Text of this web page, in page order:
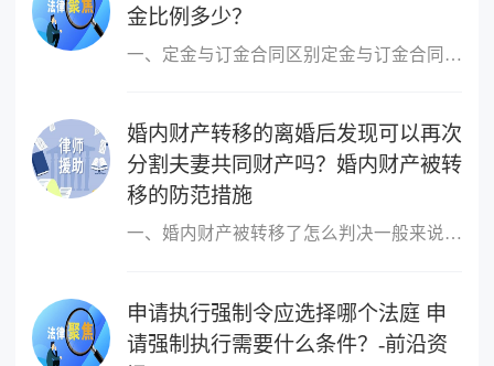
金比例多少？
一、定金与订金合同区别定金与订金合同区别如下：1 二者产生的基础
婚内财产转移的离婚后发现可以再次
分割夫妻共同财产吗？婚内财产被转
移的防范措施
一、婚内财产被转移了怎么判决一般来说，所说的离婚前的财产转移主
申请执行强制令应选择哪个法庭 申
请强制执行需要什么条件？-前沿资